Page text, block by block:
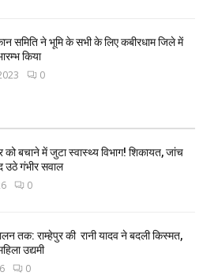
समिति ने भूमि के सभी के लिए कबीरधाम जिले में
किया
0
को बचाने में जुटा स्वास्थ्य विभाग! शिकायत, जांच
उठे गंभीर सवाल
0
तक: राम्हेपुर की रानी यादव ने बदली किस्मत,
उद्यमी
0